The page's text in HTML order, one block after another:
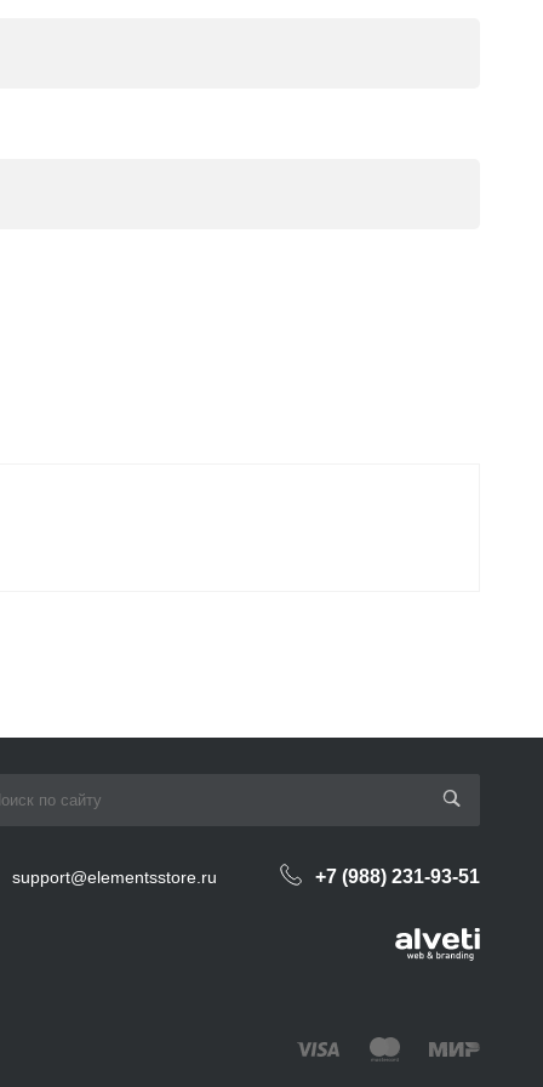
support@elementsstore.ru +7 (988) 231-93-51